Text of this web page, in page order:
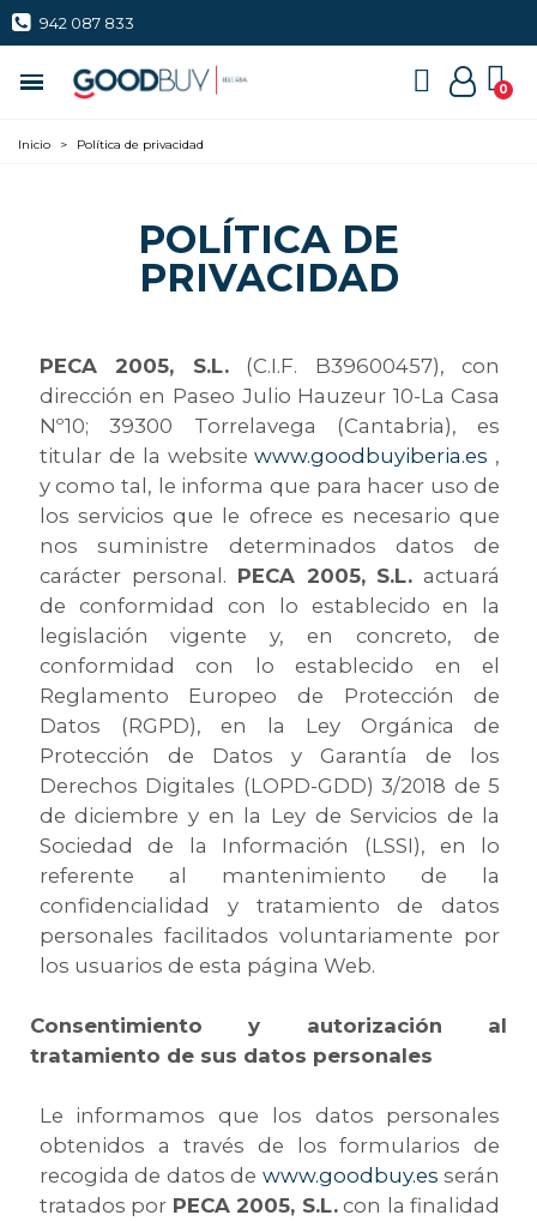
942 087 833
Inicio > Política de privacidad
POLÍTICA DE
PRIVACIDAD
PECA 2005, S.L.
(C.I.F. B39600457), con
dirección en Paseo Julio Hauzeur 10-La Casa
Nº10; 39300 Torrelavega (Cantabria), es
titular de la websitewww.goodbuyiberia.es ,
y como tal, le informa que para hacer uso de
los servicios que le ofrece es necesario que
nos suministre determinados datos de
carácter personal. PECA 2005, S.L. actuará
de conformidad con lo establecido en la
legislación vigente y, en concreto, de
conformidad con lo establecido en el
Reglamento Europeo de Protección de
Datos (RGPD), en la Ley Orgánica de
Protección de Datos y Garantía de los
Derechos Digitales (LOPD-GDD) 3/2018 de 5
de diciembre y en la Ley de Servicios de la
Sociedad de la Información (LSSI), en lo
referente al mantenimiento de la
confidencialidad y tratamiento de datos
personales facilitados voluntariamente por
los usuarios de esta página Web.
Consentimiento y autorización al
tratamiento de sus datos personales
Le informamos que los datos personales
obtenidos a través de los formularios de
recogida de datos de www.goodbuy.es serán
tratados por PECA 2005, S.L. con la finalidad